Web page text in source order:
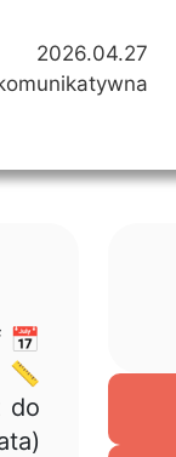
2026.04.27
📅
📏
do